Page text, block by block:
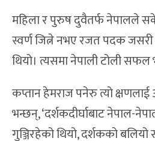
महिला र पुरुष दुवैतर्फ नेपालले
स्वर्ण जित्ने नभए रजत पदक जसरी
थियो। त्यसमा नेपाली टोली सफल
कप्तान हेमराज पनेरु त्यो क्षणलाई
भन्छन्, ‘दर्शकदीर्घाबाट नेपाल-
गुञ्जिरहेको थियो, दर्शकको